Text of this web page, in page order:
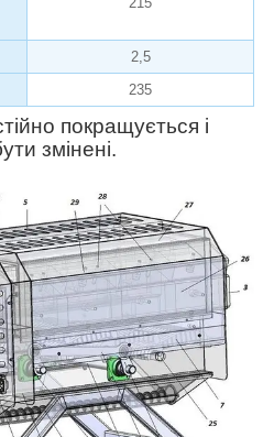
2,5
235
покращується і
змінені.